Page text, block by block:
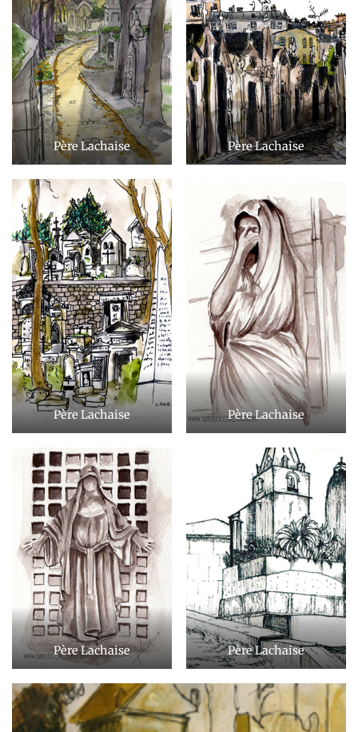
Père Lachaise Père Lachaise
Père Lachaise Père Lachaise
Père Lachaise Père Lachaise